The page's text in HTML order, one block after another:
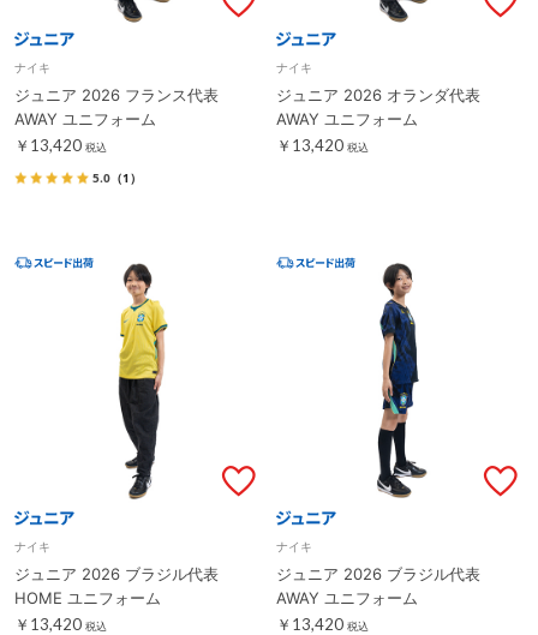
ナイキ
ジュニア 2026 フランス代表
AWAY ユニフォーム
￥13,420 税込
5.0 （1）
ナイキ
ジュニア 2026 オランダ代表
AWAY ユニフォーム
￥13,420 税込
ナイキ
ジュニア 2026 ブラジル代表
HOME ユニフォーム
￥13,420 税込
ナイキ
ジュニア 2026 ブラジル代表
AWAY ユニフォーム
￥13,420 税込